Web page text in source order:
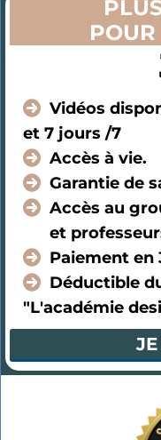
Vidéos
et 7 jours /7
Accès à vie.
Garantie de
Accès au
et
Paiement en
Déductible
"L'académie